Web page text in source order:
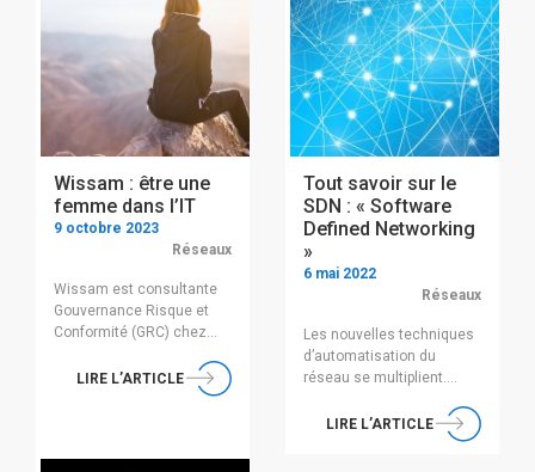
Wissam : être une
femme dans l’IT
9 octobre 2023
Réseaux
Wissam est consultante
Gouvernance Risque et
Conformité (GRC) chez
univers principalement
masculin. Nous avons
place en tant que femme
LIRE L’ARTICLE
Tout savoir sur le
SDN : « Software
Defined Networking
»
6 mai 2022
Réseaux
Les nouvelles techniques
d’automatisation du
réseau se multiplient.
de données et
LIRE L’ARTICLE